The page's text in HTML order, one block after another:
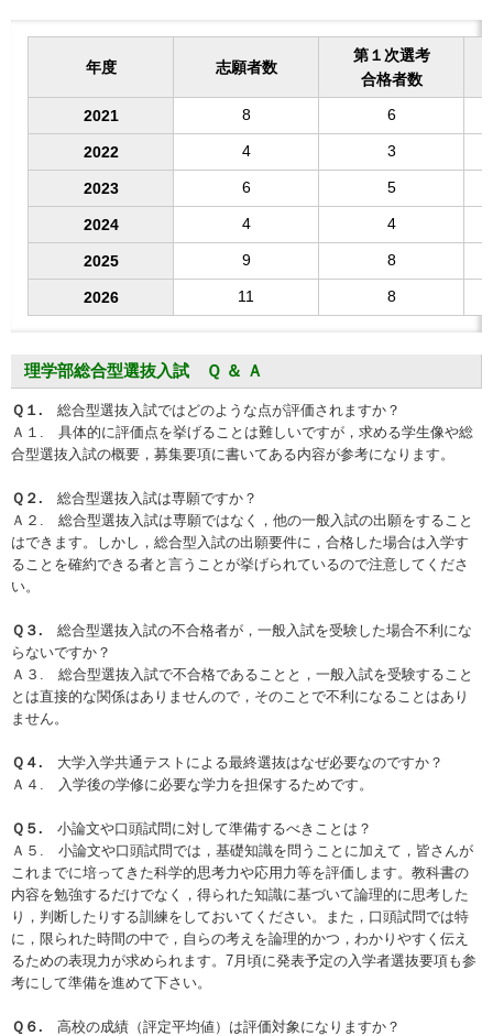
年度 志願者数
第１次選考
合格者数
2021 8 6
2022 4 3
2023 6 5
2024 4 4
2025 9 8
2026 11 8
理学部総合型選抜入試 Ｑ ＆ Ａ
Ｑ１. 総合型選抜⼊試ではどのような点が評価されますか？
Ａ１. 具体的に評価点を挙げることは難しいですが，求める学⽣像や総
合型選抜⼊試の概要，募集要項に書いてある内容が参考になります。
Ｑ２. 総合型選抜⼊試は専願ですか？
Ａ２. 総合型選抜⼊試は専願ではなく，他の一般入試の出願をすること
はできます。しかし，総合型入試の出願要件に，合格した場合は入学す
ることを確約できる者と言うことが挙げられているので注意してくださ
い。
Ｑ３. 総合型選抜⼊試の不合格者が，⼀般⼊試を受験した場合不利にな
らないですか？
Ａ３. 総合型選抜⼊試で不合格であることと，⼀般⼊試を受験すること
とは直接的な関係はありませんので，そのことで不利になることはあり
ません。
Ｑ４. ⼤学⼊学共通テストによる最終選抜はなぜ必要なのですか？
Ａ４. ⼊学後の学修に必要な学⼒を担保するためです。
Ｑ５. ⼩論⽂や⼝頭試問に対して準備するべきことは？
Ａ５. ⼩論⽂や⼝頭試問では，基礎知識を問うことに加えて，皆さんが
これまでに培ってきた科学的思考⼒や応⽤⼒等を評価します。教科書の
内容を勉強するだけでなく，得られた知識に基づいて論理的に思考した
り，判断したりする訓練をしておいてください。また，⼝頭試問では特
に，限られた時間の中で，⾃らの考えを論理的かつ，わかりやすく伝え
るための表現⼒が求められます。7⽉頃に発表予定の⼊学者選抜要項も参
考にして準備を進めて下さい。
Ｑ６. ⾼校の成績（評定平均値）は評価対象になりますか？